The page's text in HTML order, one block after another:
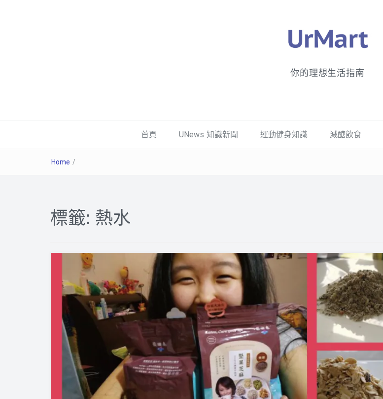
你的理想生活指南
首頁 UNews 知識新聞 運動健身知識 減醣飲食
Home /
標籤: 熱水